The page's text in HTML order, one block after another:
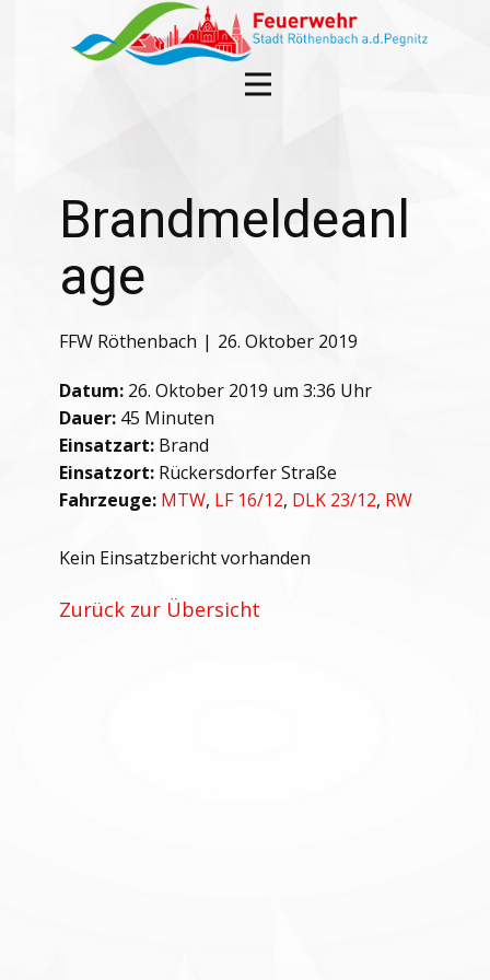
Brandmeldeanl
age
FFW Röthenbach 26. Oktober 2019
Datum: 26. Oktober 2019 um 3:36 Uhr
Dauer: 45 Minuten
Einsatzart: Brand
Einsatzort: Rückersdorfer Straße
Fahrzeuge: MTW, LF 16/12, DLK 23/12, RW
Kein Einsatzbericht vorhanden
Zurück zur Übersicht